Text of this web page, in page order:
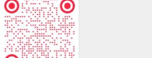
2022年12月(45)
2022年11月(69)
2022年10月(51)